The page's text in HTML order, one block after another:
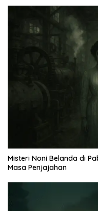
Misteri Noni Belanda di
Masa Penjajahan